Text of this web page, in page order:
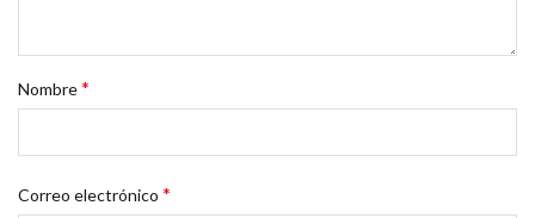
Nombre*
Correo electrónico *